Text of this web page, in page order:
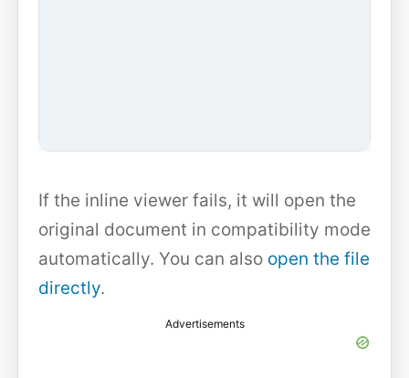
If the inline viewer fails, it will open the
original document in compatibility mode
automatically. You can also open the file
directly.
Advertisements